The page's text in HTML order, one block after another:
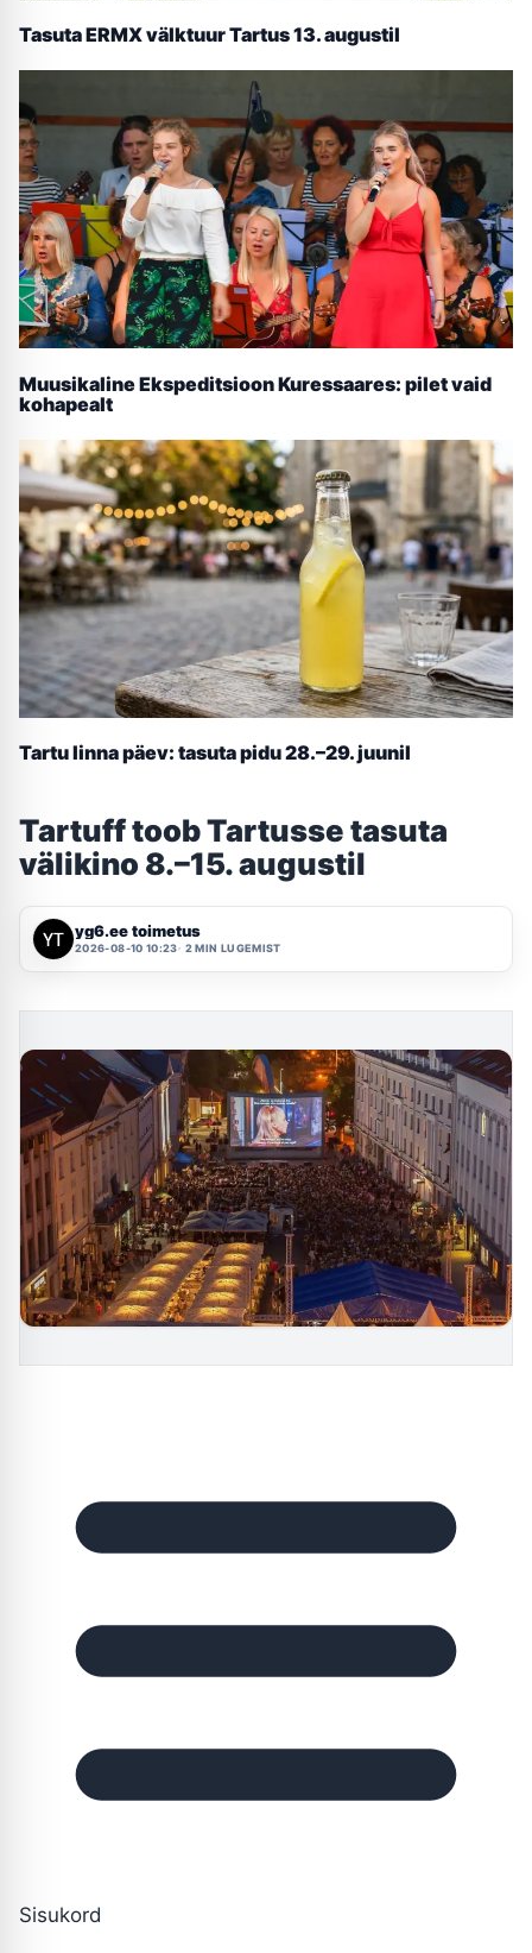
Tasuta ERMX välktuur Tartus 13. augustil
Muusikaline Ekspeditsioon Kuressaares: pilet vaid
kohapealt
Tartu linna päev: tasuta pidu 28.–29. juunil
Tartuff toob Tartusse tasuta
välikino 8.–15. augustil
yg6.ee toimetus
2026-08-10 10:23 2 MIN LUGEMIST
Sisukord